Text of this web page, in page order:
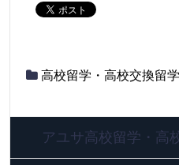
高校留学・高校交換留学
アユサ高校留学・高